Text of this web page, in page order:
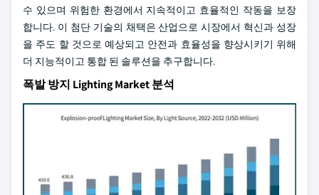
수 있으며 위험한 환경에서 지속적이고 효율적인 작동을 보장
합니다. 이 첨단 기술의 채택은 산업으로 시장에서 혁신과 성장
을 주도 할 것으로 예상되고 안전과 효율성을 향상시키기 위해
더 지능적이고 통합 된 솔루션을 추구합니다.
폭발 방지 Lighting Market 분석